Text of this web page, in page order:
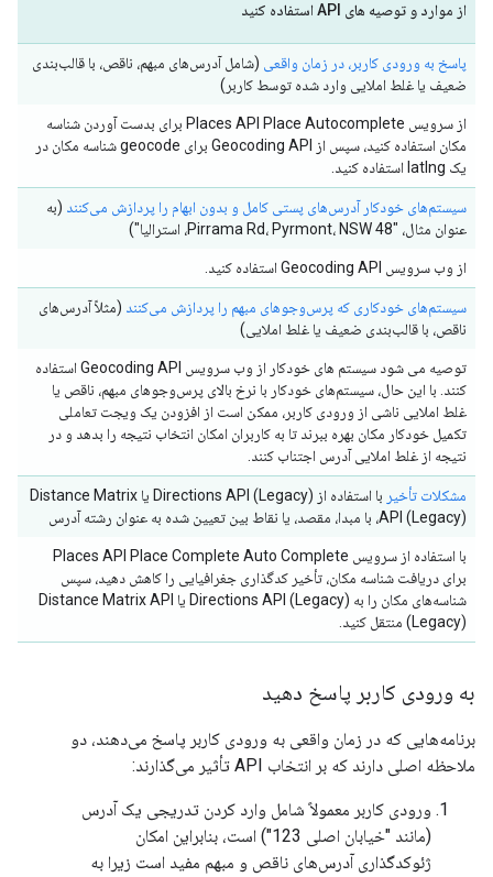
از موارد و توصیه های API استفاده کنید
پاسخ به ورودی کاربر، در زمان واقعی
(شامل آدرس‌های مبهم، ناقص، با قالب‌بندی
ضعیف یا غلط املایی وارد شده توسط کاربر)
از سرویس Places API Place Autocomplete برای بدست آوردن شناسه
مکان استفاده کنید، سپس از Geocoding API برای geocode شناسه مکان در
یک latlng استفاده کنید.
سیستم‌های خودکار آدرس‌های پستی کامل و بدون ابهام را پردازش می‌کنند (به
عنوان مثال، "48 Pirrama Rd، Pyrmont، NSW، استرالیا")
از وب سرویس Geocoding API استفاده کنید.
سیستم‌های خودکاری که پرس‌و‌جوهای مبهم را پردازش می‌کنند (مثلاً آدرس‌های
ناقص، با قالب‌بندی ضعیف یا غلط املایی)
توصیه می شود سیستم های خودکار از وب سرویس Geocoding API استفاده
کنند. با این حال، سیستم‌های خودکار با نرخ بالای پرس‌و‌جوهای مبهم، ناقص یا
غلط املایی ناشی از ورودی کاربر، ممکن است از افزودن یک ویجت تعاملی
تکمیل خودکار مکان بهره ببرند تا به کاربران امکان انتخاب نتیجه را بدهد و در
نتیجه از غلط املایی آدرس اجتناب کنند.
مشکلات تأخیر
با استفاده از Directions API (Legacy) یا Distance Matrix
API (Legacy)، با مبدا، مقصد، یا نقاط بین تعیین شده به عنوان رشته آدرس
با استفاده از سرویس Places API Place Complete Auto Complete
برای دریافت شناسه مکان، تأخیر کدگذاری جغرافیایی را کاهش دهید، سپس
شناسه‌های مکان را به Directions API (Legacy) یا Distance Matrix API
(Legacy) منتقل کنید.
به ورودی کاربر پاسخ دهید
برنامه‌هایی که در زمان واقعی به ورودی کاربر پاسخ می‌دهند، دو
ملاحظه اصلی دارند که بر انتخاب API تأثیر می‌گذارند:
ورودی کاربر معمولاً شامل وارد کردن تدریجی یک آدرس
(مانند "خیابان اصلی 123") است، بنابراین امکان
ژئوکدگذاری آدرس‌های ناقص و مبهم مفید است زیرا به